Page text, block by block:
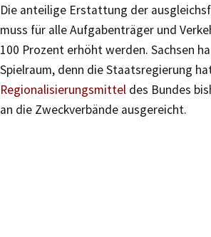
Die anteilige Erstattung der
muss für alle Aufgabenträger und
100 Prozent erhöht werden. Sachsen
Spielraum, denn die Staatsregierung
Regionalisierungsmittel des Bundes
an die Zweckverbände ausgereicht.